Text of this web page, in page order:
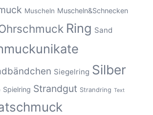
Muscheln Muscheln&Schnecken
Ring Sand
Siegelring Silber
Spielring Strandgut Strandring Text